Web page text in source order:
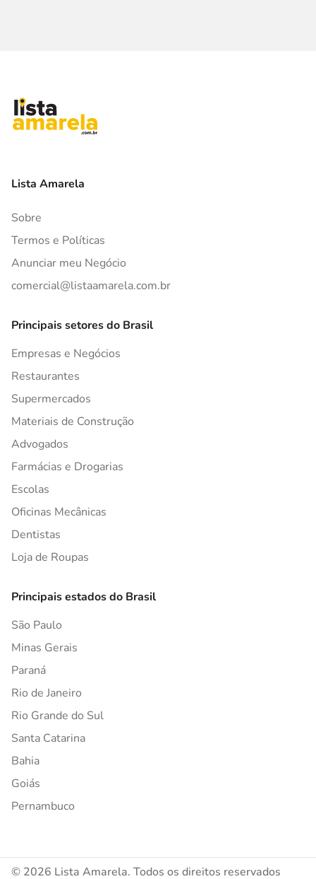
Lista Amarela
Sobre
Termos e Políticas
Anunciar meu Negócio
comercial@listaamarela.com.br
Principais setores do Brasil
Empresas e Negócios
Restaurantes
Supermercados
Materiais de Construção
Advogados
Farmácias e Drogarias
Escolas
Oficinas Mecânicas
Dentistas
Loja de Roupas
Principais estados do Brasil
São Paulo
Minas Gerais
Paraná
Rio de Janeiro
Rio Grande do Sul
Santa Catarina
Bahia
Goiás
Pernambuco
© 2026 Lista Amarela. Todos os direitos reservados